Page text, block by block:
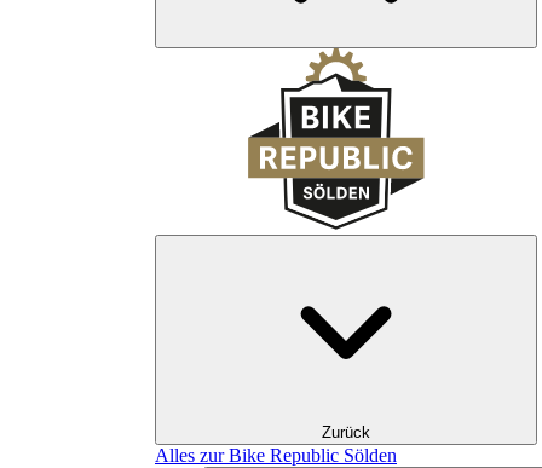
Zurück
Alles zur Bike Republic Sölden